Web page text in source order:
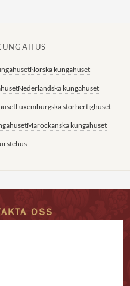
Norska kungahuset
Nederländska kungahuset
Luxemburgska storhertighuset
Marockanska kungahuset
OSS